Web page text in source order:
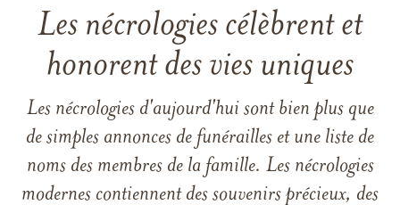
Les nécrologies célèbrent et
honorent des vies uniques
Les nécrologies d'aujourd'hui sont bien plus que
de simples annonces de funérailles et une liste de
noms des membres de la famille. Les nécrologies
modernes contiennent des souvenirs précieux, des